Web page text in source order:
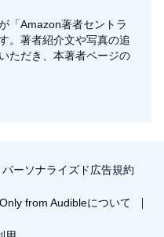
「Amazon著者セントラ
。著者紹介文や写真の追
ただき、本著者ページの
パーソナライズド広告規約
Only from Audibleについて